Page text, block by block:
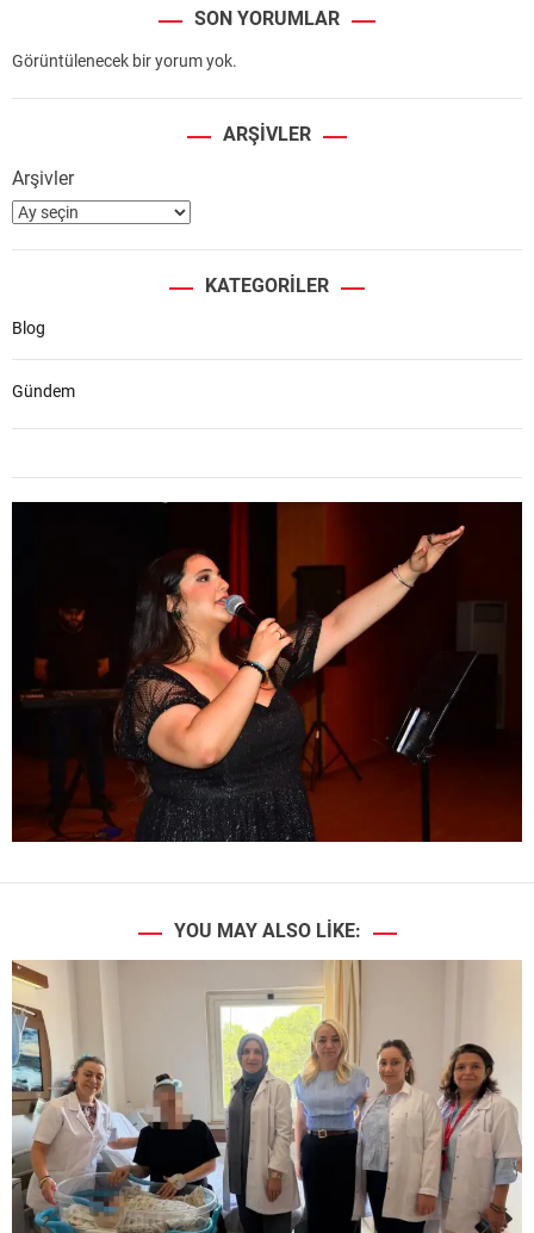
SON YORUMLAR
Görüntülenecek bir yorum yok.
ARŞIVLER
Arşivler
KATEGORILER
Blog
Gündem
YOU MAY ALSO LIKE: